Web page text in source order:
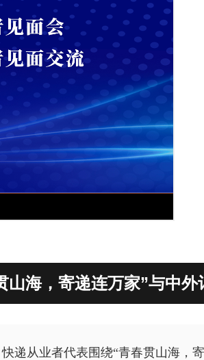
山海，寄递连万家”与中外
递从业者代表围绕“青春贯山海，